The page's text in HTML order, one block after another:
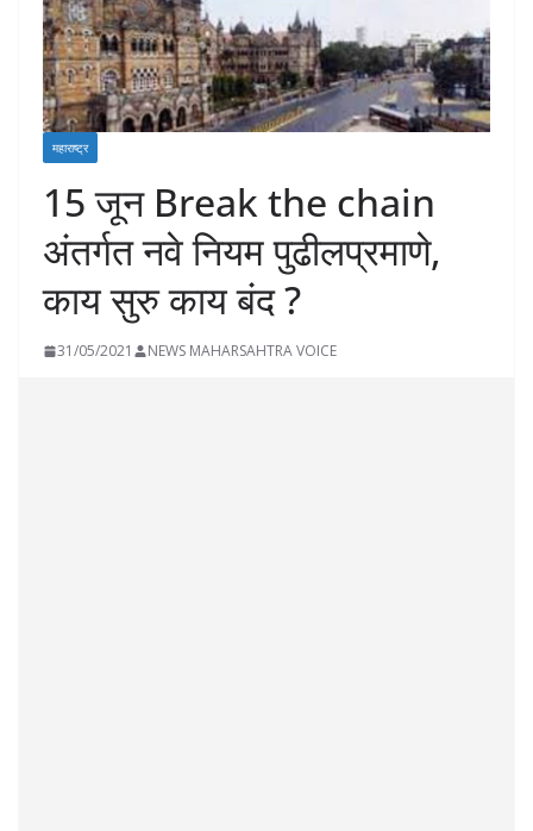
महाराष्ट्र
15 जून Break the chain
अंतर्गत नवे नियम पुढीलप्रमाणे,
काय सुरु काय बंद ?
31/05/2021 NEWS MAHARSAHTRA VOICE